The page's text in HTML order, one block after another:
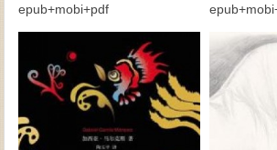
epub+mobi+pdf